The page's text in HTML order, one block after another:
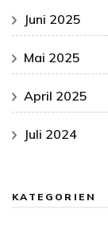
Juni 2025
Mai 2025
April 2025
Juli 2024
KATEGORIEN